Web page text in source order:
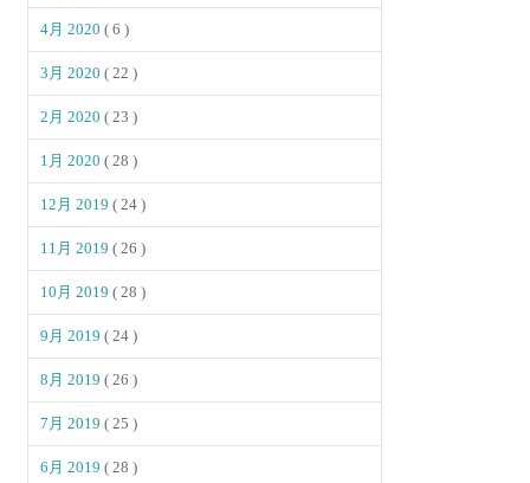
4月 2020( 6 )
3月 2020( 22 )
2月 2020( 23 )
1月 2020( 28 )
12月 2019( 24 )
11月 2019( 26 )
10月 2019( 28 )
9月 2019( 24 )
8月 2019( 26 )
7月 2019( 25 )
6月 2019( 28 )